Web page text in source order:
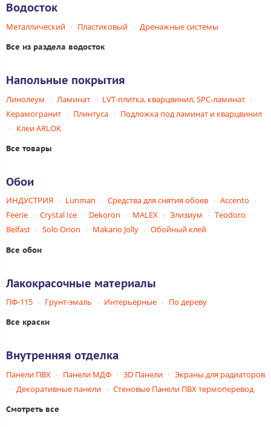
Водосток
Металлический Пластиковый Дренажные системы
Все из раздела водосток
Напольные покрытия
Линолеум Ламинат
LVT-плитка, кварцвинил, SPC-ламинат
Керамогранит
Плинтуса
Подложка под ламинат и кварцвинил
Клеи ARLOK
Все товары
Обои
ИНДУСТРИЯ Lunman Средства для снятия обоев
Accento
Feerie
Crystal Ice Dekoron MALEX Элизиум
Teodoro
Belfast
Solo Orion Makario Jolly Обойный клей
Все обои
Лакокрасочные материалы
ПФ-115 Грунт-эмаль Интерьерные По дереву
Все краски
Внутренняя отделка
Панели ПВХ Панели МДФ 3D Панели
Экраны для радиаторов
Декоративные панели
Стеновые Панели ПВХ термоперевод
Смотреть все